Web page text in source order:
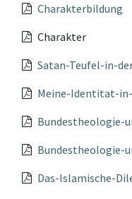
Charakterbildung
Charakter
Meine-Identitat-
Das-Islamische-